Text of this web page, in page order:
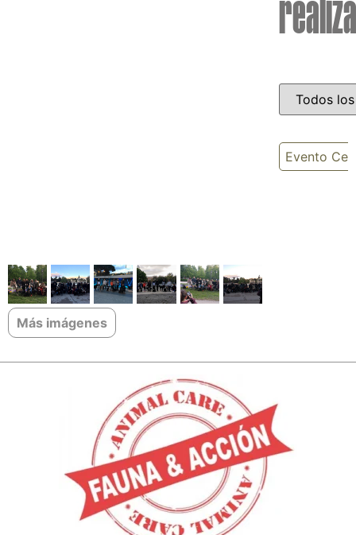
Evento
Más imágenes